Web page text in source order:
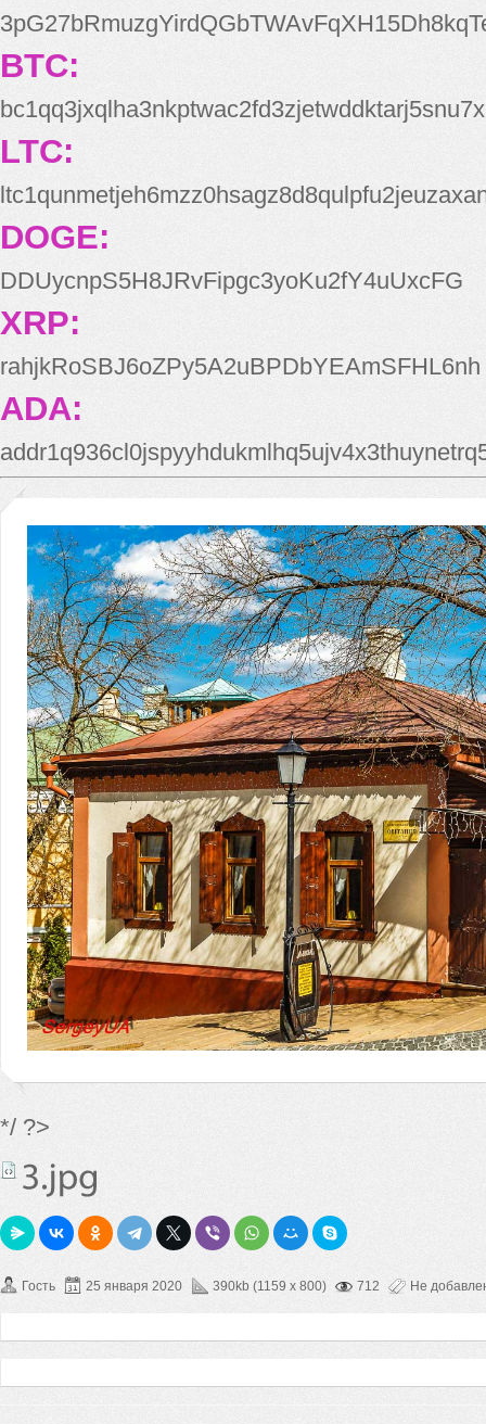
BTC:
bc1qq3jxqlha3nkptwac2fd3zjetwddktarj5snu7x
LTC:
DOGE:
DDUycnpS5H8JRvFipgc3yoKu2fY4uUxcFG
XRP:
rahjkRoSBJ6oZPy5A2uBPDbYEAmSFHL6nh
ADA:
*/ ?>
Гость 25 января 2020 390kb (1159 x 800) 712 Не